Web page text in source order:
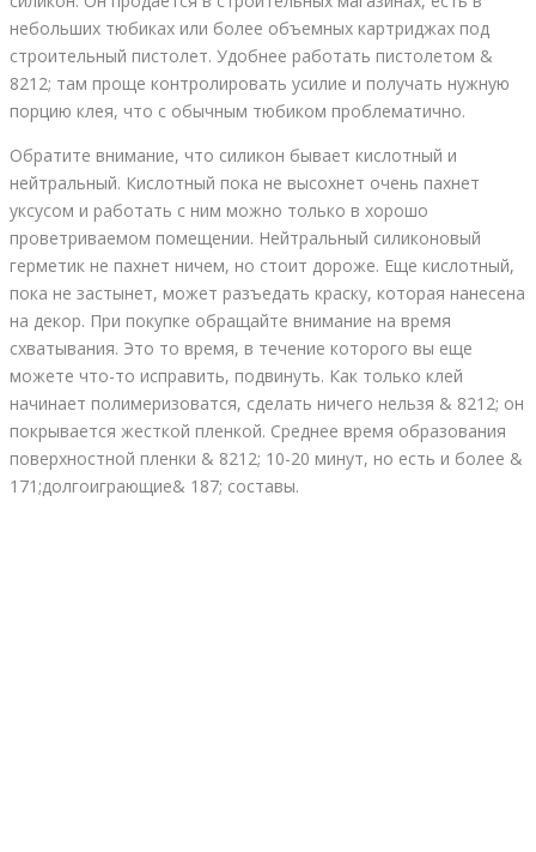
небольших тюбиках или более объемных картриджах под
строительный пистолет. Удобнее работать пистолетом &
8212; там проще контролировать усилие и получать нужную
порцию клея, что с обычным тюбиком проблематично.
Обратите внимание, что силикон бывает кислотный и
нейтральный. Кислотный пока не высохнет очень пахнет
уксусом и работать с ним можно только в хорошо
проветриваемом помещении. Нейтральный силиконовый
герметик не пахнет ничем, но стоит дороже. Еще кислотный,
пока не застынет, может разъедать краску, которая нанесена
на декор. При покупке обращайте внимание на время
схватывания. Это то время, в течение которого вы еще
можете что-то исправить, подвинуть. Как только клей
начинает полимеризоватся, сделать ничего нельзя & 8212; он
покрывается жесткой пленкой. Среднее время образования
поверхностной пленки & 8212; 10-20 минут, но есть и более &
171;долгоиграющие& 187; составы.